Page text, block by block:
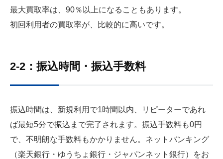
最大買取率は、90％以上になることもあります。
初回利用者の買取率が、比較的に高いです。
2-2：振込時間・振込手数料
振込時間は、新規利用で1時間以内、リピーターであれ
ば最短5分で振込まで完了されます。振込手数料も0円
で、不明朗な手数料もかかりません。ネットバンキング
（楽天銀行・ゆうちょ銀行・ジャパンネット銀行）をお